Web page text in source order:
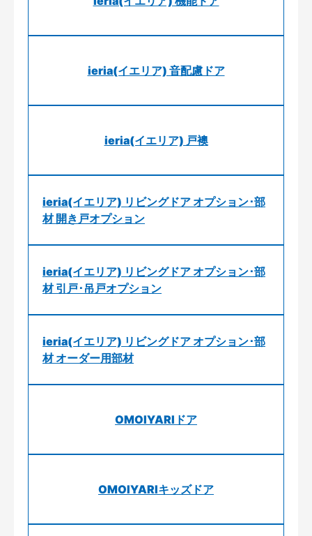
ieria(イエリア) 音配慮ドア
ieria(イエリア) 戸襖
ieria(イエリア) リビングドア オプション･部
材 開き戸オプション
ieria(イエリア) リビングドア オプション･部
材 引戸･吊戸オプション
ieria(イエリア) リビングドア オプション･部
材 オーダー用部材
OMOIYARIドア
OMOIYARIキッズドア